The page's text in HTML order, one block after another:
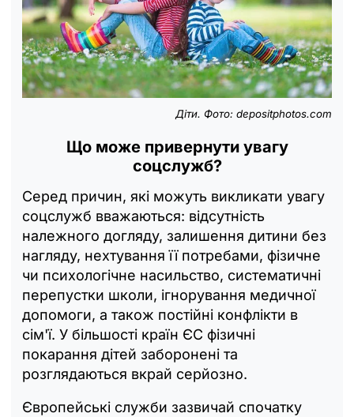
Діти. Фото: depositphotos.com
Що може привернути увагу
соцслужб?
Серед причин, які можуть викликати увагу
соцслужб вважаються: відсутність
належного догляду, залишення дитини без
нагляду, нехтування її потребами, фізичне
чи психологічне насильство, систематичні
перепустки школи, ігнорування медичної
допомоги, а також постійні конфлікти в
сім'ї. У більшості країн ЄС фізичні
покарання дітей заборонені та
розглядаються вкрай серйозно.
Європейські служби зазвичай спочатку